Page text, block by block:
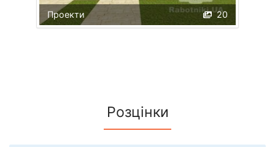
20
Проекти
Розцінки